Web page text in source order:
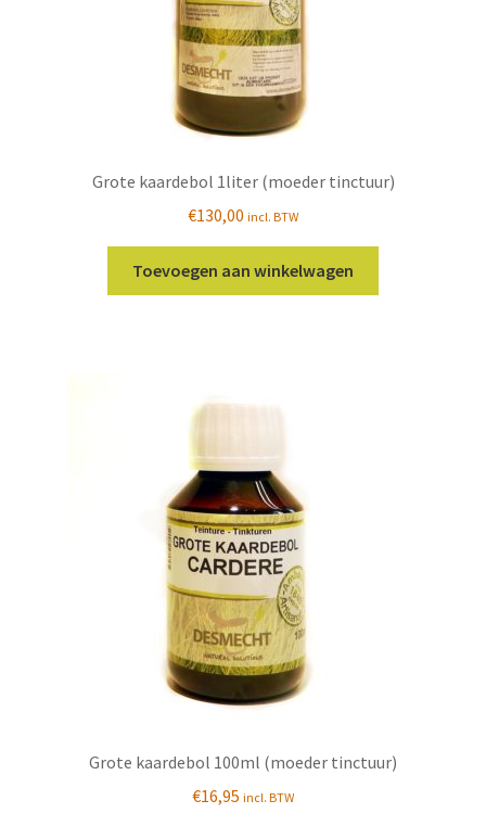
Grote kaardebol 1liter (moeder tinctuur)
€130,00 incl. BTW
Toevoegen aan winkelwagen
Grote kaardebol 100ml (moeder tinctuur)
€16,95 incl. BTW